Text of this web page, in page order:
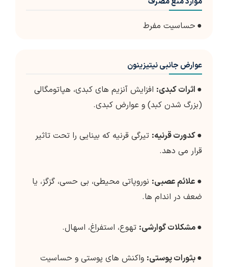
● حساسیت مفرط
عوارض جانبی نیتیزینون
● اثرات کبدی: افزایش آنزیم های کبدی، هپاتومگالی
(بزرگ شدن کبد) و عوارض کبدی.
●کدورت قرنیه: تیرگی قرنیه که بینایی را تحت تاثیر
قرار می دهد.
● علائم عصبی: نوروپاتی محیطی، بی حسی، گزگز، یا
ضعف در اندام ها.
●مشکلات گوارشی: تهوع، استفراغ، اسهال.
●بثورات پوستی: واکنش های پوستی و حساسیت